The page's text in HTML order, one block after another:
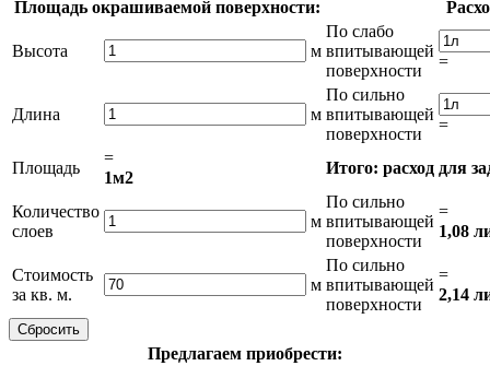
Площадь окрашиваемой поверхности:
Высота м
По слабо
впитывающей
поверхности
=
Длина м
По сильно
впитывающей
поверхности
=
Площадь
=
1м2
Итого: расход для
Количество
слоев
м
По сильно
впитывающей
поверхности
=
1,08
Стоимость
за кв. м.
м
По сильно
впитывающей
поверхности
=
2,14
Предлагаем приобрести: